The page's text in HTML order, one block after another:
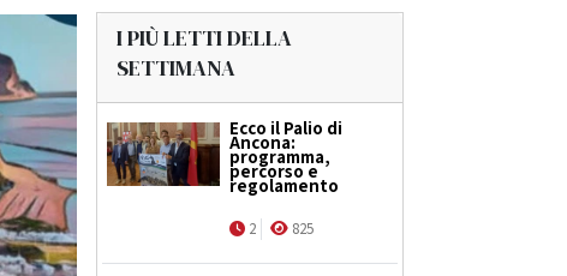
I PIÙ LETTI DELLA
SETTIMANA
Ecco il Palio di
Ancona:
programma,
percorso e
regolamento
2 825